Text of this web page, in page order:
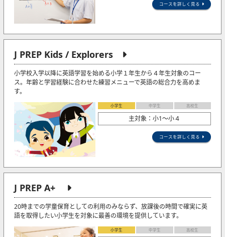
コースを詳しく見る
J PREP Kids / Explorers
小学校入学以降に英語学習を始める小学１年生から４年生対象のコー
ス。年齢と学習経験に合わせた練習メニューで英語の総合力を高めま
す。
小学生 中学生 高校生
主対象：小1〜小４
コースを詳しく見る
J PREP A+
20時までの学童保育としての利用のみならず、放課後の時間で確実に英
語を取得したい小学生を対象に最善の環境を提供しています。
小学生 中学生 高校生